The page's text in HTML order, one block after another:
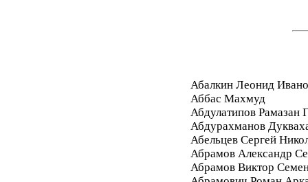
Абалкин Леонид
Аббас Махмуд
Абдулатипов Рамазан
Абдурахманов
Абельцев Сергей
Абрамов Александр
Абрамов Виктор